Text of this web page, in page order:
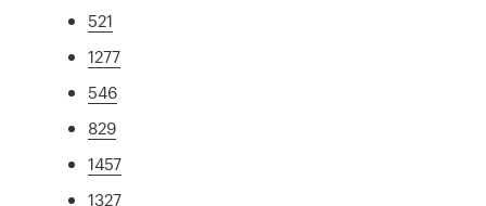
521
1277
546
829
1457
1327